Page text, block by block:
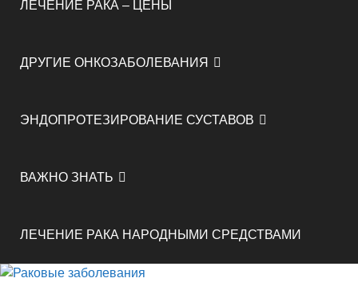
ЛЕЧЕНИЕ РАКА – ЦЕНЫ
ДРУГИЕ ОНКОЗАБОЛЕВАНИЯ
ЭНДОПРОТЕЗИРОВАНИЕ СУСТАВОВ
ВАЖНО ЗНАТЬ
ЛЕЧЕНИЕ РАКА НАРОДНЫМИ СРЕДСТВАМИ